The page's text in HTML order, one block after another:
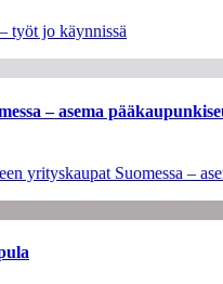
työt jo käynnissä
– asema
yrityskaupat Suomessa –